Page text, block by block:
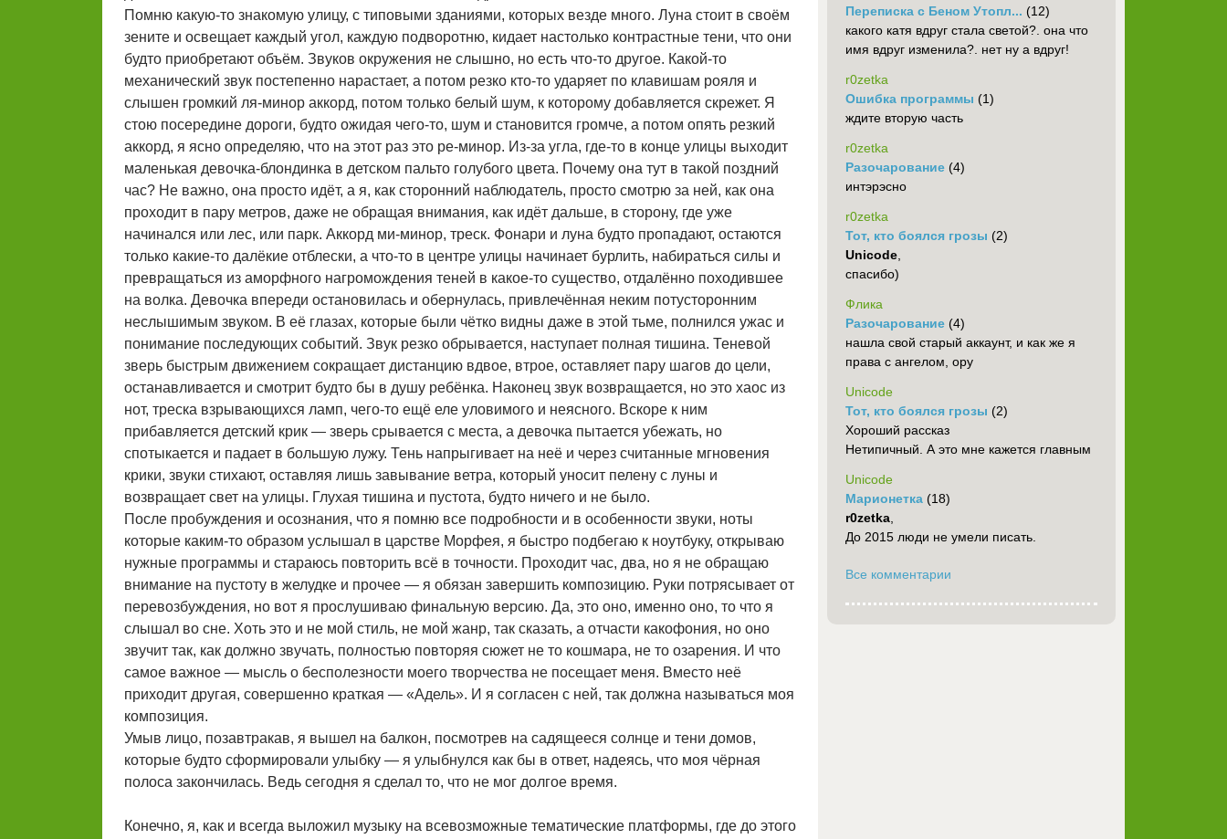
Помню какую-то знакомую улицу, с типовыми зданиями, которых везде много. Луна стоит в своём
зените и освещает каждый угол, каждую подворотню, кидает настолько контрастные тени, что они
будто приобретают объём. Звуков окружения не слышно, но есть что-то другое. Какой-то
механический звук постепенно нарастает, а потом резко кто-то ударяет по клавишам рояля и
слышен громкий ля-минор аккорд, потом только белый шум, к которому добавляется скрежет. Я
стою посередине дороги, будто ожидая чего-то, шум и становится громче, а потом опять резкий
аккорд, я ясно определяю, что на этот раз это ре-минор. Из-за угла, где-то в конце улицы выходит
маленькая девочка-блондинка в детском пальто голубого цвета. Почему она тут в такой поздний
час? Не важно, она просто идёт, а я, как сторонний наблюдатель, просто смотрю за ней, как она
проходит в пару метров, даже не обращая внимания, как идёт дальше, в сторону, где уже
начинался или лес, или парк. Аккорд ми-минор, треск. Фонари и луна будто пропадают, остаются
только какие-то далёкие отблески, а что-то в центре улицы начинает бурлить, набираться силы и
превращаться из аморфного нагромождения теней в какое-то существо, отдалённо походившее
на волка. Девочка впереди остановилась и обернулась, привлечённая неким потусторонним
неслышимым звуком. В её глазах, которые были чётко видны даже в этой тьме, полнился ужас и
понимание последующих событий. Звук резко обрывается, наступает полная тишина. Теневой
зверь быстрым движением сокращает дистанцию вдвое, втрое, оставляет пару шагов до цели,
останавливается и смотрит будто бы в душу ребёнка. Наконец звук возвращается, но это хаос из
нот, треска взрывающихся ламп, чего-то ещё еле уловимого и неясного. Вскоре к ним
прибавляется детский крик — зверь срывается с места, а девочка пытается убежать, но
спотыкается и падает в большую лужу. Тень напрыгивает на неё и через считанные мгновения
крики, звуки стихают, оставляя лишь завывание ветра, который уносит пелену с луны и
возвращает свет на улицы. Глухая тишина и пустота, будто ничего и не было.
После пробуждения и осознания, что я помню все подробности и в особенности звуки, ноты
которые каким-то образом услышал в царстве Морфея, я быстро подбегаю к ноутбуку, открываю
нужные программы и стараюсь повторить всё в точности. Проходит час, два, но я не обращаю
внимание на пустоту в желудке и прочее — я обязан завершить композицию. Руки потрясывает от
перевозбуждения, но вот я прослушиваю финальную версию. Да, это оно, именно оно, то что я
слышал во сне. Хоть это и не мой стиль, не мой жанр, так сказать, а отчасти какофония, но оно
звучит так, как должно звучать, полностью повторяя сюжет не то кошмара, не то озарения. И что
самое важное — мысль о бесполезности моего творчества не посещает меня. Вместо неё
приходит другая, совершенно краткая — «Адель». И я согласен с ней, так должна называться моя
композиция.
Умыв лицо, позавтракав, я вышел на балкон, посмотрев на садящееся солнце и тени домов,
которые будто сформировали улыбку — я улыбнулся как бы в ответ, надеясь, что моя чёрная
полоса закончилась. Ведь сегодня я сделал то, что не мог долгое время.
Конечно, я, как и всегда выложил музыку на всевозможные тематические платформы, где до этого
Переписка с Беном Утопл... (12)
какого катя вдруг стала светой?. она что
имя вдруг изменила?. нет ну а вдруг!
r0zetka
Ошибка программы (1)
ждите вторую часть
r0zetka
Разочарование (4)
интэрэсно
r0zetka
Тот, кто боялся грозы (2)
Unicode
спасибо)
Флика
Разочарование (4)
нашла свой старый аккаунт, и как же я
права с ангелом, ору
Unicode
Тот, кто боялся грозы (2)
Хороший рассказ
Нетипичный. А это мне кажется главным
Unicode
Марионетка (18)
r0zetka
До 2015 люди не умели писать.
Все комментарии